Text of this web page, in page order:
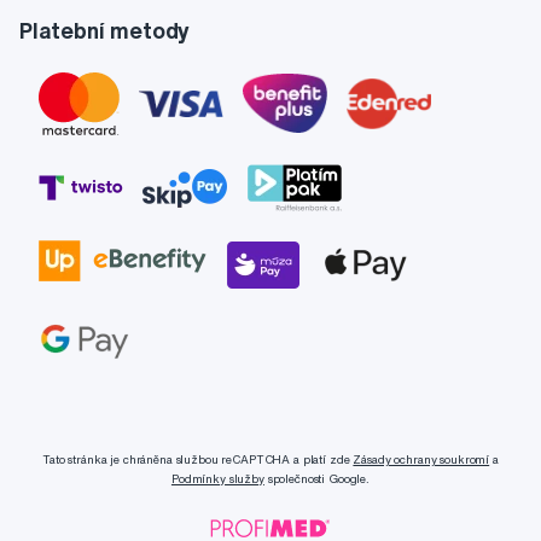
Platební metody
Tato stránka je chráněna službou reCAPTCHA a platí zde Zásady ochrany soukromí a
Podmínky službyspolečnosti Google.